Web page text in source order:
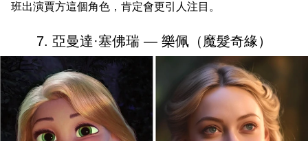
班出演賈方這個角色，肯定會更引人注目。
7. 亞曼達·塞佛瑞 — 樂佩（魔髮奇緣）